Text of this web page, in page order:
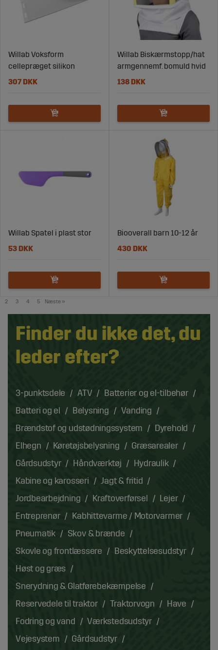
Willab Voksform
cellepræget silikon
307 DKK
Willab Biskærmstopp/hat
armgennemf. bomuld hvid
138 DKK
Willab Spatel i plast stor
53 DKK
Biooverall barn 10-12 år
430 DKK
2 3 4 5 Næste »
Finder du ikke det, du
leder efter?
3-punktsdele ATV
Batterier og el-tilbehør
Batteri og el
Belysning
Vanding
Brændstof og udstødningssystem
Dyrehold
Elhegn
Køretøjsbelysning
Græsarealer
Gårdsudstyr
Håndværktøj
Hydraulik
Kabine og karosseri
Jagt & fritid
Jordbearbejdning
Kraftoverførsel
Lejer
Entreprenør
Kabhittevarme / Motorvarmer
Pneumatik
Skov & brænde
Skovle og frontlæssere
Beskyttelsesudstyr
Høst og græs
Snerydning & Glatførebekæmpelse
Reservedele til traktor
Traktorvogn
Have
Fodring og vand
Værkstedsudstyr
Vejesystem
Gårdsudstyr